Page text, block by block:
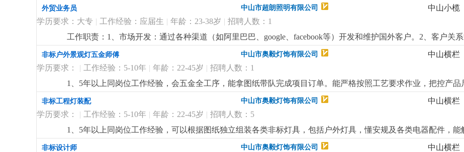
外贸业务员 中山市超朗照明有限公司 中山小榄
学历要求：大专 | 工作经验：应届生 | 年龄：23-38岁 | 招聘人数：1
工作职责：1、市场开发：通过各种渠道（如阿里巴巴、google、facebook等）开发和维护国外客户。2、客户关
售前、售中和售后服务，处理客户投诉和反馈。3、订单跟踪：跟踪订单的生产和交付过程，确保准时交货，并
研：收集和分析国际市场信息，了解行业动态和竞争对手情况。5、产品推广：通过网络平台和社交媒体推广公
6、业务谈判：参与商务谈判，签订合同，并处理合同履行过程中可能出现的紧急情况。要求：教育背景：大专
等相关专业优先。语言能力：英语四级以上，具备较强的英语听说读写能力。工作经验：有一定的外贸工作经
技能素质：熟悉网络销售技巧，了解电子商务，具备良好的沟通协调能力和团队合作精神工资待遇：工资4500-
非标户外景观灯五金师傅 中山市奥毅灯饰有限公司 中山横栏
学历要求：
| 工作经验：5-10年 | 年龄：22-45岁 | 招聘人数：1
1、5年以上同岗位工作经验，会五金全工序，能拿图纸带队完成项目订单。能严格按照工艺要求作业，把控产
强，服从性好，品质意识高，细心严谨，工作积极主动，有团队意识。3、积极配合完成生产计划，能及时处理
详细...
非标工程灯装配 中山市奥毅灯饰有限公司 中山横栏
学历要求：
| 工作经验：5-10年 | 年龄：22-45岁 | 招聘人数：5
1、5年以上同岗位工作经验，可以根据图纸独立组装各类非标灯具，包括户外灯具，懂安规及各类电器配件，
纸带队完成项目灯具的组装。2、细心，责任心强，品质意识高，工作积极主动，有团队意识。更详细...
非标设计师 中山市奥毅灯饰有限公司 中山横栏